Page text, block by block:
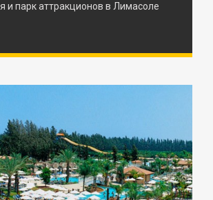
и парк аттракционов в Лимасоле